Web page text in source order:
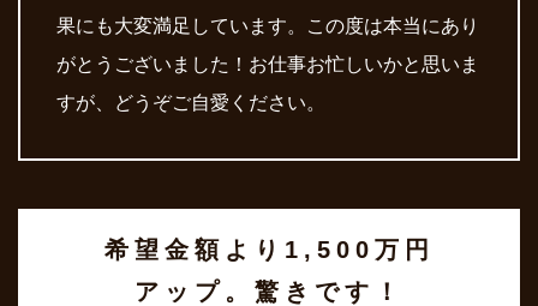
果にも大変満足しています。この度は本当にあり
がとうございました！お仕事お忙しいかと思いま
すが、どうぞご自愛ください。
希望金額より1,500万円
アップ。驚きです！